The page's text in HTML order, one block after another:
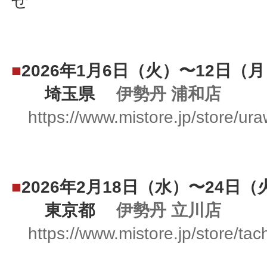
■2026年1月6日（火）〜12日（
埼玉県伊勢丹 浦和店
https://www.mistore.jp/store/
■2026年2月18日（水）〜24日（
東京都伊勢丹 立川店
https://www.mistore.jp/store/